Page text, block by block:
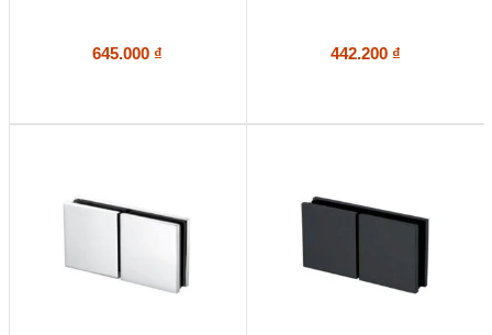
645.000 ₫ 442.200 ₫